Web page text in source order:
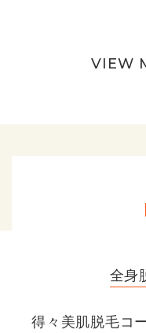
VIEW
全身
得々美肌脱毛コ